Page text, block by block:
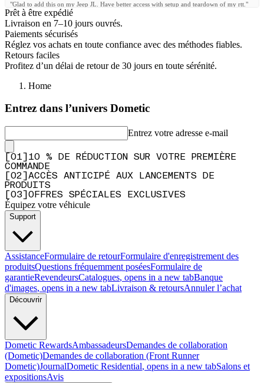
"Glad to add this on my Jeep JL. Have better access with setup and teardown of my rtt."
— Care K. )
Q&A
Prêt à être expédié
Livraison en 7–10 jours ouvrés.
Paiements sécurisés
Réglez vos achats en toute confiance avec des méthodes fiables.
Retours faciles
Profitez d’un délai de retour de 30 jours en toute sérénité.
Home
Entrez dans l’univers Dometic
Entrez votre adresse e-mail
01
10 % DE RÉDUCTION SUR VOTRE PREMIÈRE
COMMANDE
02
ACCÈS ANTICIPÉ AUX LANCEMENTS DE
PRODUITS
03 OFFRES SPÉCIALES EXCLUSIVES
Équipez votre véhicule
Support
AssistanceFormulaire de retourFormulaire d'enregistrement des
produitsQuestions fréquemment poséesFormulaire de
garantieRevendeursCatalogues, opens in a new tabBanque
d'images, opens in a new tabLivraison & retoursAnnuler l’achat
Découvrir
Dometic RewardsAmbassadeursDemandes de collaboration
(Dometic)Demandes de collaboration (Front Runner
Dometic)JournalDometic Residential, opens in a new tabSalons et
expositionsAvis